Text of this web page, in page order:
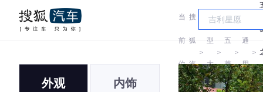
当
前
位
置:
搜
狐
汽
车
＞
车
型
大
全
＞
五
菱
＞
通
用
五
＞
外观 内饰